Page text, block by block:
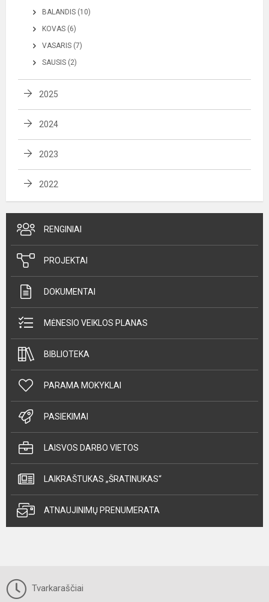
BALANDIS (10)
KOVAS (6)
VASARIS (7)
SAUSIS (2)
2025
2024
2023
2022
RENGINIAI
PROJEKTAI
DOKUMENTAI
MĖNESIO VEIKLOS PLANAS
BIBLIOTEKA
PARAMA MOKYKLAI
PASIEKIMAI
LAISVOS DARBO VIETOS
LAIKRAŠTUKAS „ŠRATINUKAS“
ATNAUJINIMŲ PRENUMERATA
Tvarkaraščiai